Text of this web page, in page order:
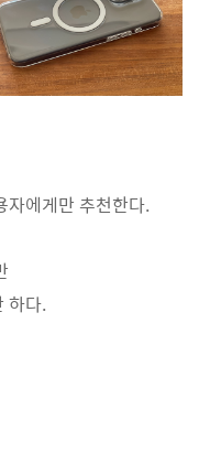
자에게만 추천한다.
하다.